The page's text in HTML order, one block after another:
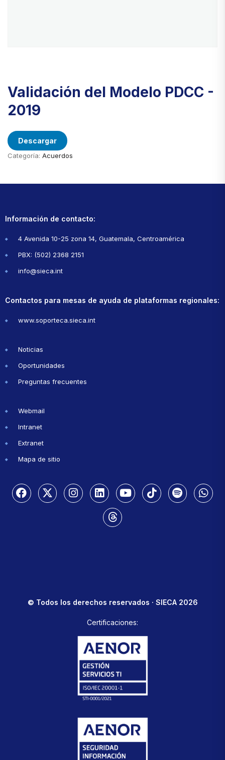
Validación del Modelo PDCC -
2019
Descargar
Categoría: Acuerdos
Información de contacto:
4 Avenida 10-25 zona 14, Guatemala, Centroamérica
PBX: (502) 2368 2151
info@sieca.int
Contactos para mesas de ayuda de plataformas regionales:
www.soporteca.sieca.int
Noticias
Oportunidades
Preguntas frecuentes
Webmail
Intranet
Extranet
Mapa de sitio
© Todos los derechos reservados · SIECA 2026
Certificaciones: